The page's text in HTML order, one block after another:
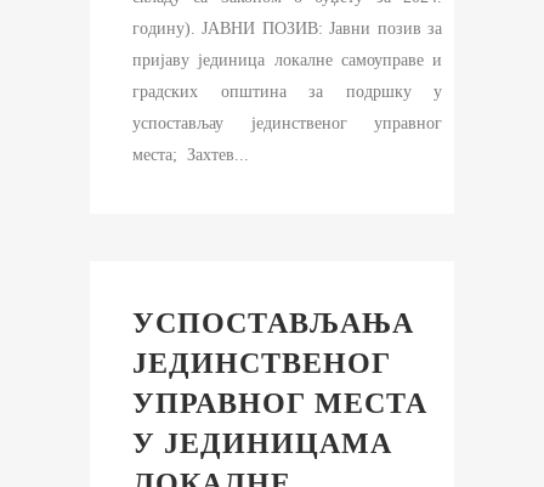
годину). ЈАВНИ ПОЗИВ: Јавни позив за
пријаву јединица локалне самоуправе и
градских општина за подршку у
успостављау јединственог управног
места; Захтев...
УСПОСТАВЉАЊА
ЈЕДИНСТВЕНОГ
УПРАВНОГ МЕСТА
У ЈЕДИНИЦАМА